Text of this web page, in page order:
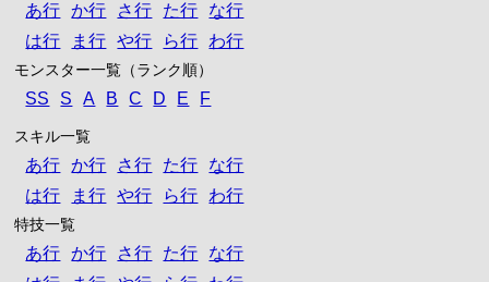
あ行 か行 さ行 た行
な行
は行
ま行 や行 ら行 わ行
モンスター一覧（ランク順）
SS S A B C D E F
スキル一覧
あ行 か行 さ行 た行
な行
は行
ま行 や行 ら行 わ行
特技一覧
あ行 か行 さ行 た行
な行